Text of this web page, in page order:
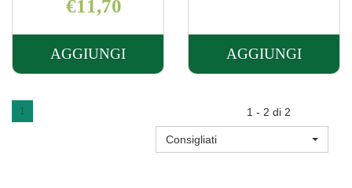
€11,70
AGGIUNGI
AGGIUNGI LFP
150ML AL
AGGIUNGI
AGGIUNGI
7,5G AL
CARRELLO
1 1 - 2 di 2
Consigliati